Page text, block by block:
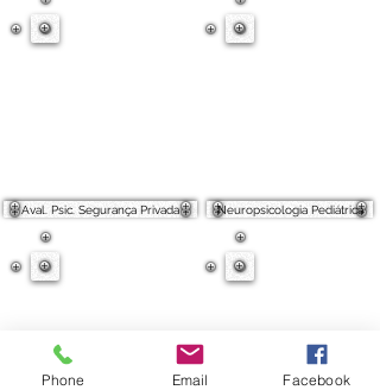
Neuropsicologia Pediátrica
Aval. Psic. Segurança Privada
Phone Email Facebook